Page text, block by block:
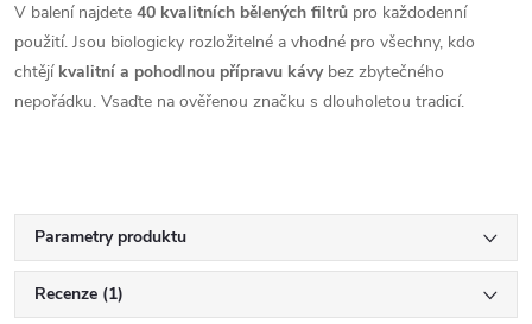
V balení najdete 40 kvalitních bělených filtrů pro každodenní
použití. Jsou biologicky rozložitelné a vhodné pro všechny, kdo
chtějí kvalitní a pohodlnou přípravu kávybez zbytečného
nepořádku. Vsaďte na ověřenou značku s dlouholetou tradicí.
Parametry produktu
Recenze (1)